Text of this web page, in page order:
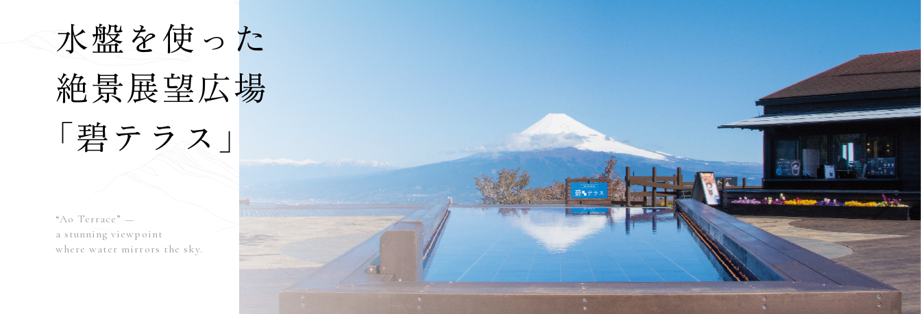
水盤を使った
絶景展望広場
「碧テラス」
“Ao Terrace” —
a stunning viewpoint
where water mirrors the sky.